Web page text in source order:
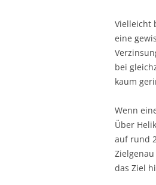
Vielleicht
eine
bei
kaum
Wenn
Über
auf rund
das Ziel